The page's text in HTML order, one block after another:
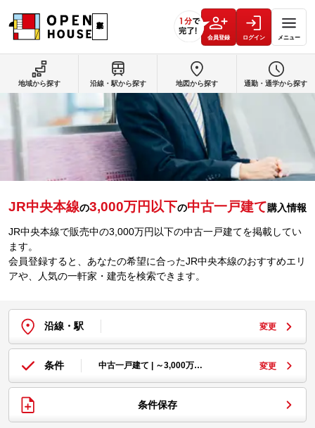
会員登録 ログイン メニュー
JR中央本線の3,000万円以下の中古一戸建て購入情報
JR中央本線で販売中の3,000万円以下の中古一戸建てを掲載してい
ます。
会員登録すると、あなたの希望に合ったJR中央本線のおすすめエリ
アや、人気の一軒家・建売を検索できます。
沿線・駅 変更
条件 中古一戸建て | ～3,000万… 変更
条件保存
地域から探す 沿線・駅から探す 地図から探す 通勤・通学から探す